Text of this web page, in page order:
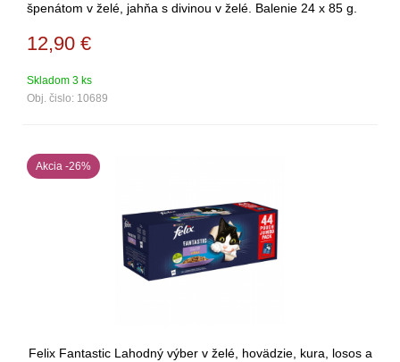
špenátom v želé, jahňa s divinou v želé. Balenie 24 x 85 g.
12,90 €
Skladom 3 ks
Obj. čislo: 10689
Akcia -26%
Felix Fantastic Lahodný výber v želé, hovädzie, kura, losos a